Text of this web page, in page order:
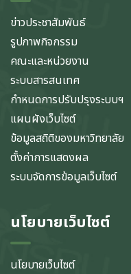
ข่าวประชาสัมพันธ์
รูปภาพกิจกรรม
คณะและหน่วยงาน
ระบบสารสนเทศ
กำหนดการปรับปรุงระบบฯ
แผนผังเว็บไซต์
ข้อมูลสถิติของมหาวิทยาลัย
ตั้งค่าการแสดงผล
ระบบจัดการข้อมูลเว็บไซต์
นโยบายเว็บไซต์
นโยบายเว็บไซต์